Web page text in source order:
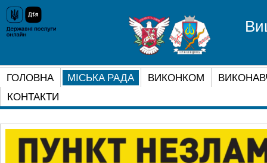
ГОЛОВНА МІСЬКА РАДА ВИКОНКОМ
КОНТАКТИ